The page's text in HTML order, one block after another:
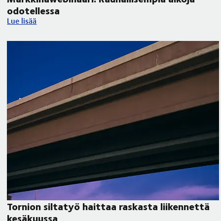
odotellessa
Markkinawebinaari: Rauhallisempia aikoja odotellessa
Lue lisää
Tornion siltatyö haittaa raskasta liikennettä
kesäkuussa